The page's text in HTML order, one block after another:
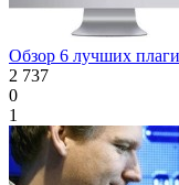
Обзор 6 лучших
2 737
0
1